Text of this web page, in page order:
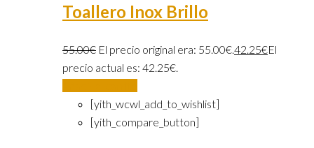
Toallero Inox Brillo
55.00€ El precio original era: 55.00€.42.25€El
precio actual es: 42.25€.
[yith_wcwl_add_to_wishlist]
[yith_compare_button]